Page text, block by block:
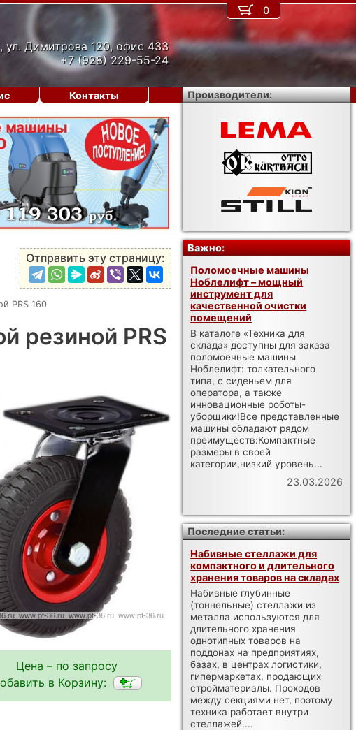
ул. Димитрова 120, офис 433
+7 (928) 229-55-24
›
Отправить эту страницу:
PRS 160
резиной PRS
Цена – по запросу
в Корзину:
0
Контакты Производители:
Важно:
Поломоечные машины
Ноблелифт – мощный
инструмент для
качественной очистки
помещений
В каталоге «Техника для
склада» доступны для заказа
поломоечные машины
Ноблелифт: толкательного
типа, с сиденьем для
оператора, а также
инновационные роботы-
уборщики!Все представленные
машины обладают рядом
преимуществ:Компактные
размеры в своей
категории,низкий уровень...
23.03.2026
Последние статьи:
Набивные стеллажи для
компактного и длительного
хранения товаров на складах
Набивные глубинные
(тоннельные) стеллажи из
металла используются для
длительного хранения
однотипных товаров на
поддонах на предприятиях,
базах, в центрах логистики,
гипермаркетах, продающих
стройматериалы. Проходов
между секциями нет, поэтому
техника работает внутри
стеллажей....